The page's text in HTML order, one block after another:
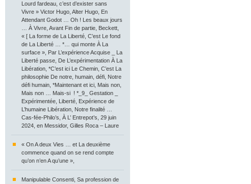
Lourd fardeau, c’est d’exister sans
Vivre » Victor Hugo, Alter Hugo, En
Attendant Godot … Oh ! Les beaux jours
… À Vivre, Avant Fin de partie, Beckett,
« [ La forme de La Liberté, C’est Le fond
de La Liberté … *… qui monte À La
surface », Par L’expérience Acquise _ La
Liberté passe, De L’expérimentation À La
Libération, *C’est ici Le Chemin, C’est La
philosophie De notre, humain, défi, Notre
défi humain, *Maintenant et ici, Mais non,
Mais non … Mais-si ! *_9_ Gestation _
Expérimentée, Liberté, Expérience de
L’humaine Libération, Notre finalité …
Cas-fée-Philo’s, À L’ Entrepot’s, 29 juin
2024, en Messidor, Gilles Roca – Laure
« On A deux Vies … et La deuxième
commence quand on se rend compte
qu’on n’en A qu’une »,
Manipulable Consenti, Sa profession de